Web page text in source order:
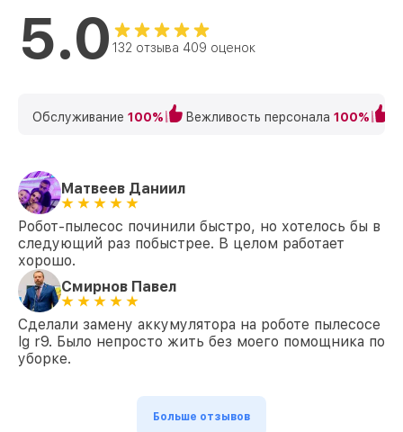
5.0 132 отзыва 409 оценок
Обслуживание 100% Вежливость персонала 100%
Матвеев Даниил
Робот-пылесос починили быстро, но хотелось бы в
следующий раз побыстрее. В целом работает
хорошо.
Смирнов Павел
Сделали замену аккумулятора на роботе пылесосе
lg r9. Было непросто жить без моего помощника по
уборке.
Больше отзывов